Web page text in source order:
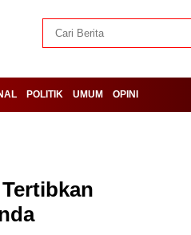
POLITIK UMUM OPINI